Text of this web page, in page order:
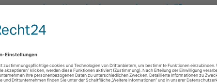
http://www.kirche-grossschoenau.de